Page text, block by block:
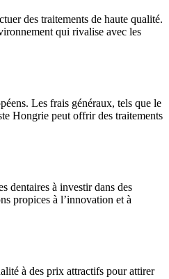
des traitements de haute qualité.
qui rivalise avec les
Les frais généraux, tels que le
Hongrie peut offrir des traitements
dentaires à investir dans des
propices à l’innovation et à
à des prix attractifs pour attirer